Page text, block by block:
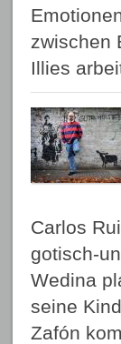
zwischen
Illies
Carlos
gotisch-
Wedina
seine
Zafón